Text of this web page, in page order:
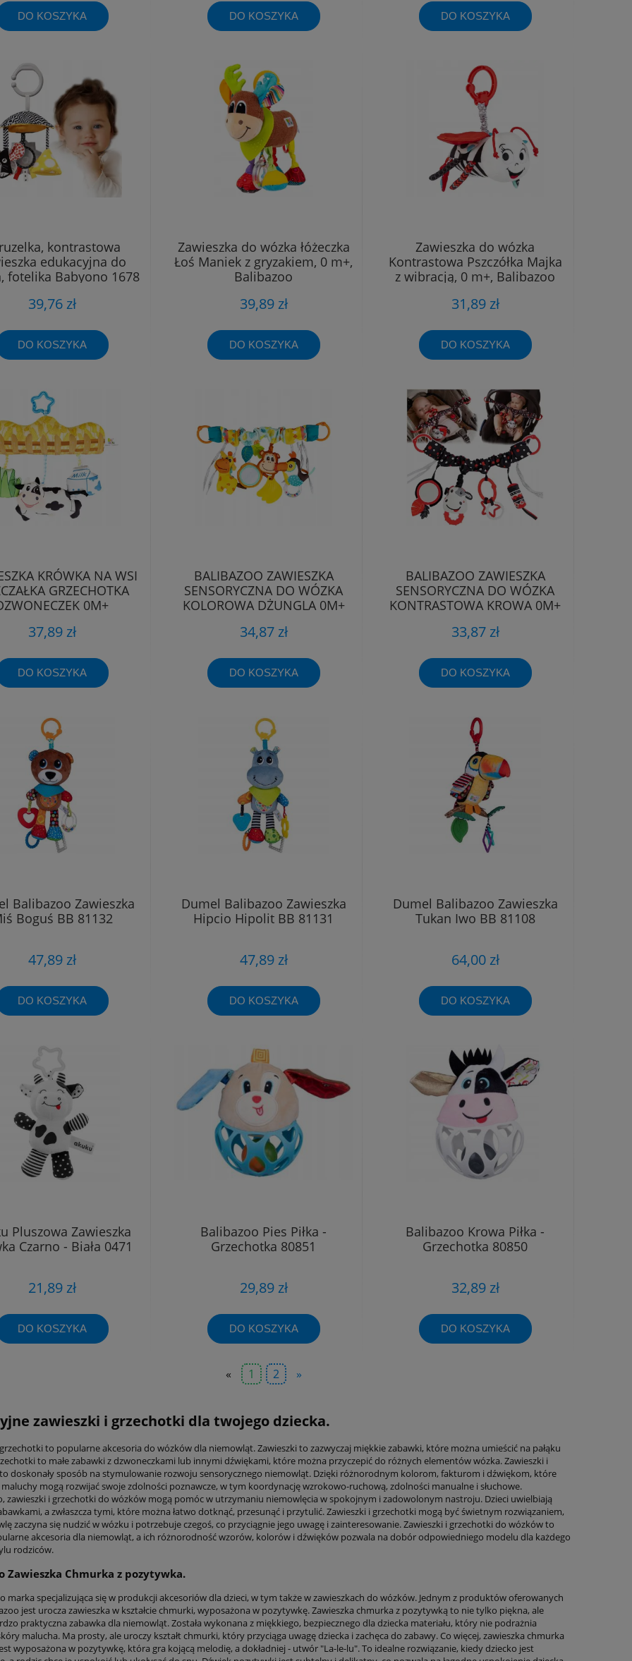
DO KOSZYKA DO KOSZYKA DO KOSZYKA
kontrastowa
edukacyjna do
fotelika Babyono 1678
39,76 zł
DO KOSZYKA
Zawieszka do wózka łóżeczka
Łoś Maniek z gryzakiem, 0 m+,
Balibazoo
39,89 zł
DO KOSZYKA
Zawieszka do wózka
Kontrastowa Pszczółka Majka
z wibracją, 0 m+, Balibazoo
31,89 zł
DO KOSZYKA
KRÓWKA NA WSI
GRZECHOTKA
0M+
37,89 zł
DO KOSZYKA
BALIBAZOO ZAWIESZKA
SENSORYCZNA DO WÓZKA
KOLOROWA DŻUNGLA 0M+
34,87 zł
DO KOSZYKA
BALIBAZOO ZAWIESZKA
SENSORYCZNA DO WÓZKA
KONTRASTOWA KROWA 0M+
33,87 zł
DO KOSZYKA
Balibazoo Zawieszka
Boguś BB 81132
47,89 zł
DO KOSZYKA
Dumel Balibazoo Zawieszka
Hipcio Hipolit BB 81131
47,89 zł
DO KOSZYKA
Dumel Balibazoo Zawieszka
Tukan Iwo BB 81108
64,00 zł
DO KOSZYKA
Pluszowa Zawieszka
Czarno - Biała 0471
21,89 zł
DO KOSZYKA
Balibazoo Pies Piłka -
Grzechotka 80851
29,89 zł
DO KOSZYKA
Balibazoo Krowa Piłka -
Grzechotka 80850
32,89 zł
DO KOSZYKA
« 1 2 »
zawieszki i grzechotki dla twojego dziecka.
to popularne akcesoria do wózków dla niemowląt. Zawieszki to zazwyczaj miękkie zabawki, które można umieścić na pałąku
to małe zabawki z dzwoneczkami lub innymi dźwiękami, które można przyczepić do różnych elementów wózka. Zawieszki i
doskonały sposób na stymulowanie rozwoju sensorycznego niemowląt. Dzięki różnorodnym kolorom, fakturom i dźwiękom, które
mogą rozwijać swoje zdolności poznawcze, w tym koordynację wzrokowo-ruchową, zdolności manualne i słuchowe.
zawieszki i grzechotki do wózków mogą pomóc w utrzymaniu niemowlęcia w spokojnym i zadowolonym nastroju. Dzieci uwielbiają
a zwłaszcza tymi, które można łatwo dotknąć, przesunąć i przytulić. Zawieszki i grzechotki mogą być świetnym rozwiązaniem,
zaczyna się nudzić w wózku i potrzebuje czegoś, co przyciągnie jego uwagę i zainteresowanie. Zawieszki i grzechotki do wózków to
akcesoria dla niemowląt, a ich różnorodność wzorów, kolorów i dźwięków pozwala na dobór odpowiedniego modelu dla każdego
rodziców.
Zawieszka Chmurka z pozytywka.
marka specjalizująca się w produkcji akcesoriów dla dzieci, w tym także w zawieszkach do wózków. Jednym z produktów oferowanych
jest urocza zawieszka w kształcie chmurki, wyposażona w pozytywkę. Zawieszka chmurka z pozytywką to nie tylko piękna, ale
praktyczna zabawka dla niemowląt. Została wykonana z miękkiego, bezpiecznego dla dziecka materiału, który nie podrażnia
malucha. Ma prosty, ale uroczy kształt chmurki, który przyciąga uwagę dziecka i zachęca do zabawy. Co więcej, zawieszka chmurka
wyposażona w pozytywkę, która gra kojącą melodię, a dokładniej - utwór "La-le-lu". To idealne rozwiązanie, kiedy dziecko jest